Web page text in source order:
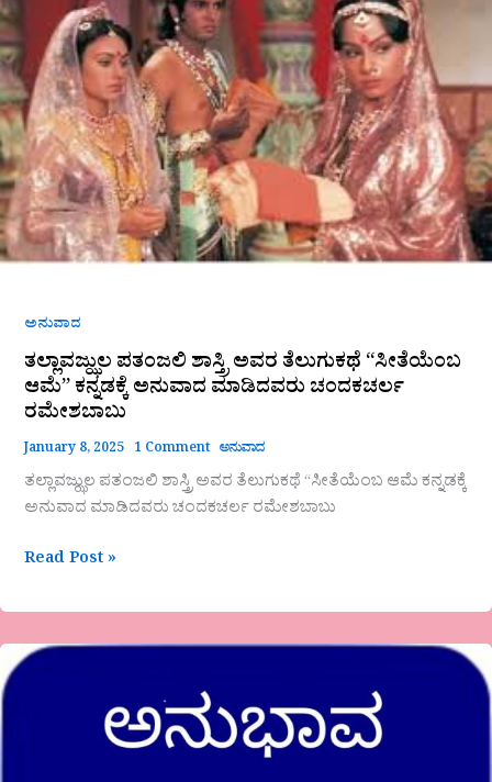
ಅನುವಾದ
ತಲ್ಲಾವಜ್ಝುಲ ಪತಂಜಲಿ ಶಾಸ್ತ್ರಿ ಅವರ ತೆಲುಗುಕಥೆ “ಸೀತೆಯೆಂಬ
ಆಮೆ” ಕನ್ನಡಕ್ಕೆ ಅನುವಾದ ಮಾಡಿದವರು ಚಂದಕಚರ್ಲ
ರಮೇಶಬಾಬು
January 8, 2025 1 Comment ಅನುವಾದ
ತಲ್ಲಾವಜ್ಝುಲ ಪತಂಜಲಿ ಶಾಸ್ತ್ರಿ ಅವರ ತೆಲುಗುಕಥೆ “ಸೀತೆಯೆಂಬ ಆಮೆ ಕನ್ನಡಕ್ಕೆ
ಅನುವಾದ ಮಾಡಿದವರು ಚಂದಕಚರ್ಲ ರಮೇಶಬಾಬು
ಅವರ
ತೆಲುಗುಕಥೆ
“ಸೀತೆಯೆಂಬ
ಆಮೆ”
ಕನ್ನಡಕ್ಕೆ
ಅನುವಾದ
ಮಾಡಿದವರು
ಚಂದಕಚರ್ಲ
ರಮೇಶಬಾಬು
Read Post »